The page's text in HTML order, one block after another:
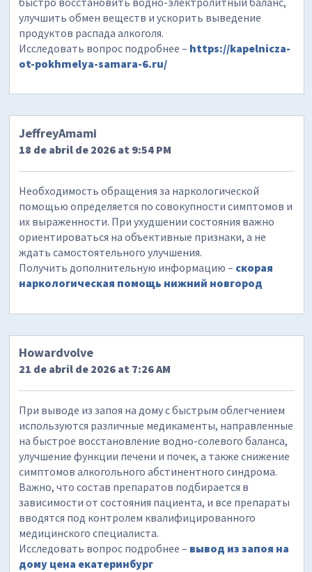
улучшить обмен веществ и ускорить выведение
продуктов распада алкоголя.
Исследовать вопрос подробнее – https://kapelnicza-
ot-pokhmelya-samara-6.ru/
JeffreyAmami
18 de abril de 2026 at 9:54 PM
Необходимость обращения за наркологической
помощью определяется по совокупности симптомов и
их выраженности. При ухудшении состояния важно
ориентироваться на объективные признаки, а не
ждать самостоятельного улучшения.
Получить дополнительную информацию – скорая
наркологическая помощь нижний новгород
Howardvolve
21 de abril de 2026 at 7:26 AM
При выводе из запоя на дому с быстрым облегчением
используются различные медикаменты, направленные
на быстрое восстановление водно-солевого баланса,
улучшение функции печени и почек, а также снижение
симптомов алкогольного абстинентного синдрома.
Важно, что состав препаратов подбирается в
зависимости от состояния пациента, и все препараты
вводятся под контролем квалифицированного
медицинского специалиста.
Исследовать вопрос подробнее – вывод из запоя на
дому цена екатеринбург